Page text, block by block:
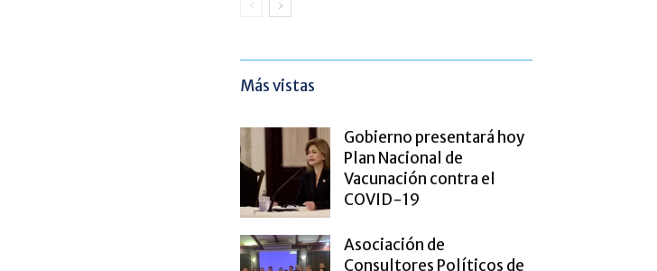
Más vistas
Gobierno presentará hoy
Plan Nacional de
Vacunación contra el
COVID-19
Asociación de
Consultores Políticos de